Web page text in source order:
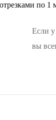
отрезками по 1
Если
вы